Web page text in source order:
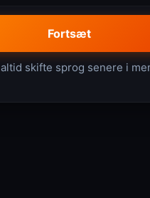
Fortsæt
skifte sprog senere i